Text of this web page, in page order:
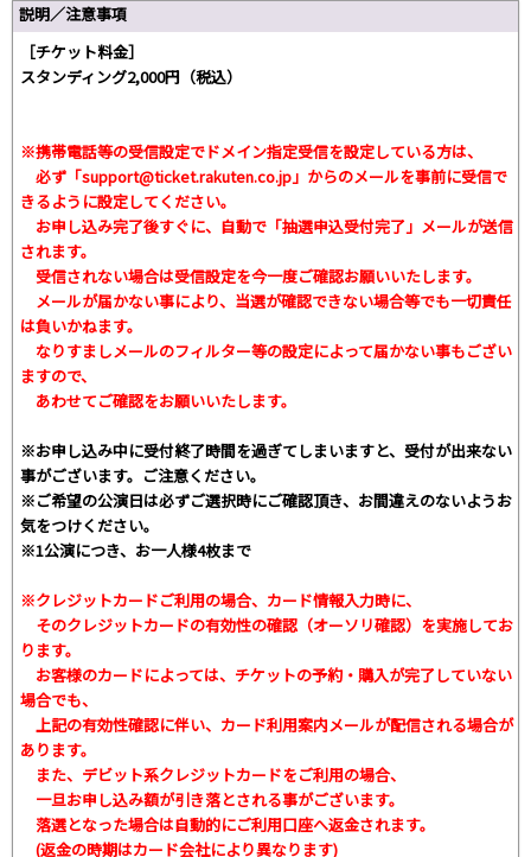
説明／注意事項
［チケット料金］
スタンディング2,000円（税込）
※携帯電話等の受信設定でドメイン指定受信を設定している方は、
必ず 「support@ticket.rakuten.co.jp」 からのメールを事前に受信で
きるように設定してください。
お申し込み完了後すぐに、自動で「抽選申込受付完了」メールが送信
されます。
受信されない場合は受信設定を今一度ご確認お願いいたします。
メールが届かない事により、当選が確認できない場合等でも一切責任
は負いかねます。
なりすましメールのフィルター等の設定によって届かない事もござい
ますので、
あわせてご確認をお願いいたします。
※お申し込み中に受付終了時間を過ぎてしまいますと、受付が出来ない
事がございます。ご注意ください。
※ご希望の公演日は必ずご選択時にご確認頂き、お間違えのないようお
気をつけください。
※1公演につき、お一人様4枚まで
※クレジットカードご利用の場合、カード情報入力時に、
そのクレジットカードの有効性の確認（オーソリ確認）を実施してお
ります。
お客様のカードによっては、チケットの予約・購入が完了していない
場合でも、
上記の有効性確認に伴い、カード利用案内メールが配信される場合が
あります。
また、デビット系クレジットカードをご利用の場合、
一旦お申し込み額が引き落とされる事がございます。
落選となった場合は自動的にご利用口座へ返金されます。
(返金の時期はカード会社により異なります)